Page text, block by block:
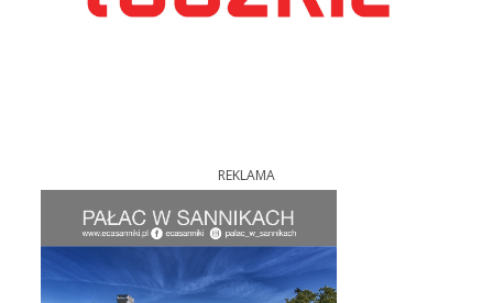
REKLAMA